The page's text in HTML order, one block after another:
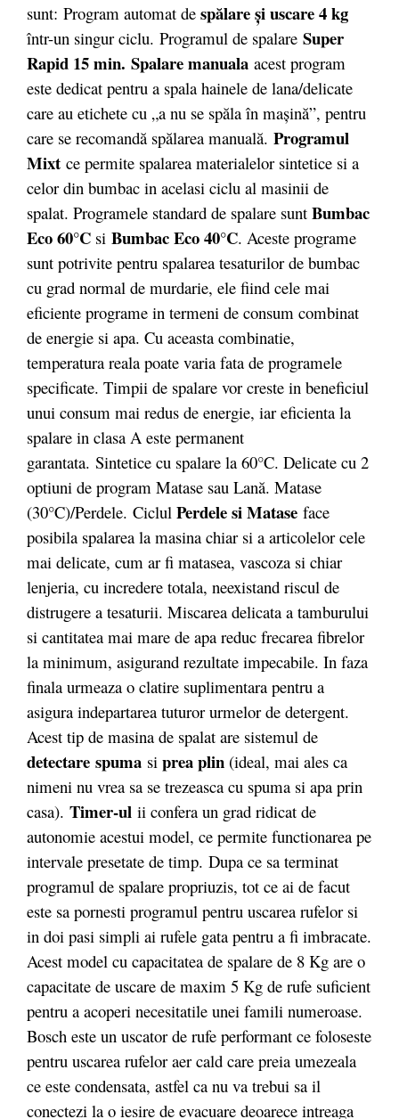
sunt: Program automat de spălare şi uscare 4 kg
într-un singur ciclu. Programul de spalare Super
Rapid 15 min. Spalare manuala acest program
este dedicat pentru a spala hainele de lana/delicate
care au etichete cu „a nu se spăla în maşină”, pentru
care se recomandă spălarea manuală. Programul
Mixt ce permite spalarea materialelor sintetice si a
celor din bumbac in acelasi ciclu al masinii de
spalat. Programele standard de spalare sunt Bumbac
Eco 60°C si BumbacEco 40°C. Aceste programe
sunt potrivite pentru spalarea tesaturilor de bumbac
cu grad normal de murdarie, ele fiind cele mai
eficiente programe in termeni de consum combinat
de energie si apa. Cu aceasta combinatie,
temperatura reala poate varia fata de programele
specificate. Timpii de spalare vor creste in beneficiul
unui consum mai redus de energie, iar eficienta la
spalare in clasa A este permanent
garantata. Sintetice cu spalare la 60°C. Delicate cu 2
optiuni de program Matase sau Lană. Matase
(30°C)/Perdele. Ciclul Perdele si Matase face
posibila spalarea la masina chiar si a articolelor cele
mai delicate, cum ar fi matasea, vascoza si chiar
lenjeria, cu incredere totala, neexistand riscul de
distrugere a tesaturii. Miscarea delicata a tamburului
si cantitatea mai mare de apa reduc frecarea fibrelor
la minimum, asigurand rezultate impecabile. In faza
finala urmeaza o clatire suplimentara pentru a
asigura indepartarea tuturor urmelor de detergent.
Acest tip de masina de spalat are sistemul de
detectare spuma si prea plin (ideal, mai ales ca
nimeni nu vrea sa se trezeasca cu spuma si apa prin
casa). Timer-ul ii confera un grad ridicat de
autonomie acestui model, ce permite functionarea pe
intervale presetate de timp. Dupa ce sa terminat
programul de spalare propriuzis, tot ce ai de facut
este sa pornesti programul pentru uscarea rufelor si
in doi pasi simpli ai rufele gata pentru a fi imbracate.
Acest model cu capacitatea de spalare de 8 Kg are o
capacitate de uscare de maxim 5 Kg de rufe suficient
pentru a acoperi necesitatile unei famili numeroase.
Bosch este un uscator de rufe performant ce foloseste
pentru uscarea rufelor aer cald care preia umezeala
ce este condensata, astfel ca nu va trebui sa il
conectezi la o iesire de evacuare deoarece intreaga